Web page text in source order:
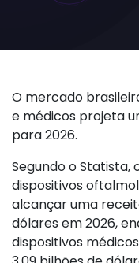
O mercado
e médicos projeta
para 2026.
Segundo o Statista,
dispositivos
alcançar uma
dólares em 2026,
dispositivos